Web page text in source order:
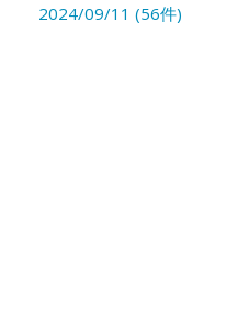
2024/09/11 (56件)